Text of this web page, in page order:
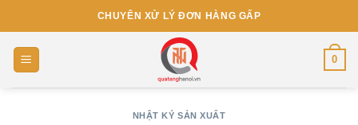
to
content
CHUYÊN XỬ LÝ ĐƠN HÀNG GẤP
0
NHẬT KÝ SẢN XUẤT